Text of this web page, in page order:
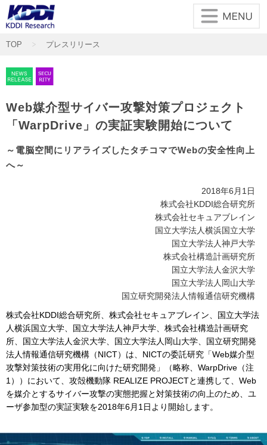
メインコンテンツに移動
TOP プレスリリース
Web媒介型サイバー攻撃対策プロジェクト
「WarpDrive」の実証実験開始について
～電脳空間にリアライズしたタチコマでWebの安全性向上
へ～
2018年6月1日
株式会社KDDI総合研究所
株式会社セキュアブレイン
国立大学法人横浜国立大学
国立大学法人神戸大学
株式会社構造計画研究所
国立大学法人金沢大学
国立大学法人岡山大学
国立研究開発法人情報通信研究機構
株式会社KDDI総合研究所、株式会社セキュアブレイン、国立大学法
人横浜国立大学、国立大学法人神戸大学、株式会社構造計画研究
所、国立大学法人金沢大学、国立大学法人岡山大学、国立研究開発
法人情報通信研究機構（NICT）は、NICTの委託研究「Web媒介型
攻撃対策技術の実用化に向けた研究開発」（略称、WarpDrive（注
1））において、攻殻機動隊 REALIZE PROJECTと連携して、Web
を媒介とするサイバー攻撃の実態把握と対策技術の向上のため、ユ
ーザ参加型の実証実験を2018年6月1日より開始します。